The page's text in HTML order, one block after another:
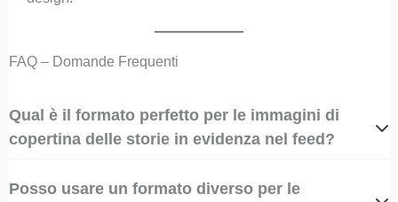
FAQ – Domande Frequenti
Qual è il formato perfetto per le immagini di
copertina delle storie in evidenza nel feed?
Posso usare un formato diverso per le